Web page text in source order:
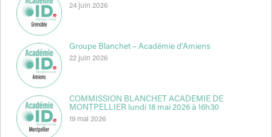
24 juin 2026
Groupe Blanchet – Académie d’Amiens
22 juin 2026
COMMISSION BLANCHET ACADEMIE DE
MONTPELLIER lundi 18 mai 2026 à 16h30
19 mai 2026